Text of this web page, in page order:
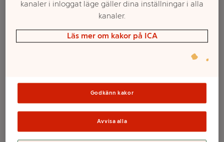
250ml Caj P
Varumärke
kanaler i inloggat läge gäller dina inställningar i alla
kanaler.
Läs mer om kakor på ICA
Godkänn kakor
Avvisa alla